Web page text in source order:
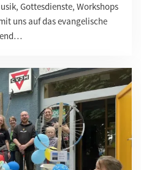
Gottesdienste, Workshops
uns auf das evangelische